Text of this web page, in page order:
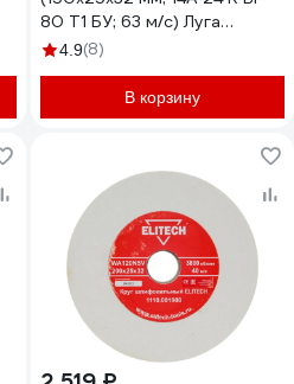
80 Т1 БУ; 63 м/с) Луга
4603347326480
4.9(8)
В корзину